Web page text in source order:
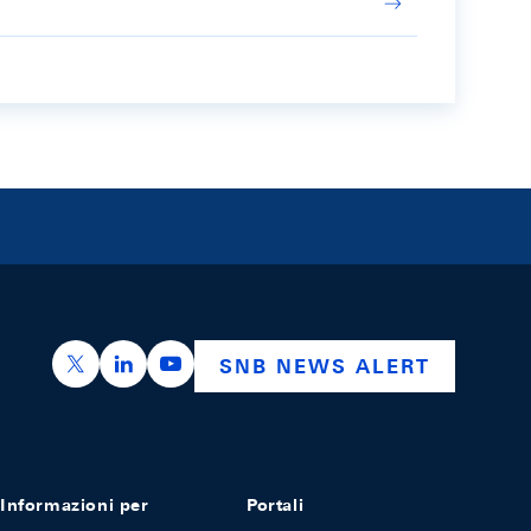
https://x.com/snb_bns
https://ch.linkedin.com/company/swiss-
https://www.youtube.com/
SNB NEWS ALERT
Informazioni per Portali